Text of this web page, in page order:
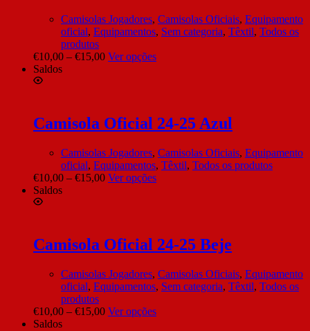
Camisolas Jogadores, Camisolas Oficiais, Equipamento
oficial, Equipamentos, Sem categoria, Têxtil, Todos os
produtos
€10,00 – €15,00 Ver opções
Saldos
Camisola Oficial 24-25 Azul
Camisolas Jogadores, Camisolas Oficiais, Equipamento
oficial, Equipamentos, Têxtil, Todos os produtos
€10,00 – €15,00 Ver opções
Saldos
Camisola Oficial 24-25 Beje
Camisolas Jogadores, Camisolas Oficiais, Equipamento
oficial, Equipamentos, Sem categoria, Têxtil, Todos os
produtos
€10,00 – €15,00 Ver opções
Saldos